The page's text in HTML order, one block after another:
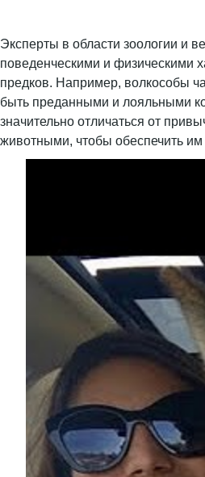
Эксперты в области зоологии и
поведенческими и физическими
предков. Например, волкособы
быть преданными и лояльными
значительно отличаться от
животными, чтобы обеспечить